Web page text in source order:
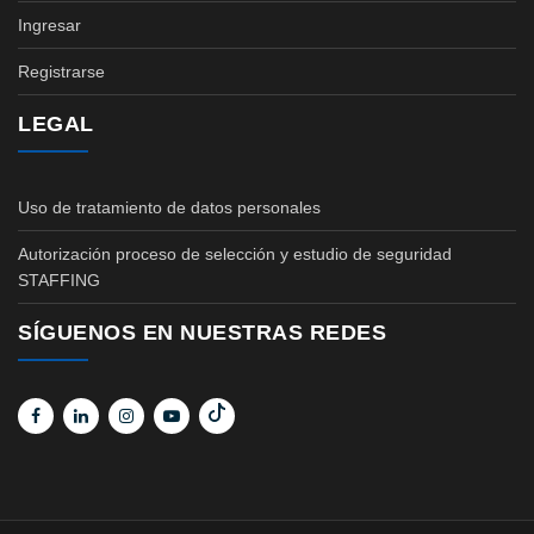
Ingresar
Registrarse
LEGAL
Uso de tratamiento de datos personales
Autorización proceso de selección y estudio de seguridad
STAFFING
SÍGUENOS EN NUESTRAS REDES